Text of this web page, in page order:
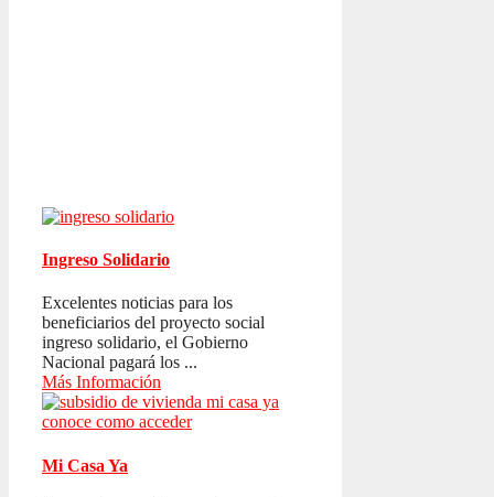
Ingreso Solidario
Excelentes noticias para los
beneficiarios del proyecto social
ingreso solidario, el Gobierno
Nacional pagará los ...
Más Información
Mi Casa Ya